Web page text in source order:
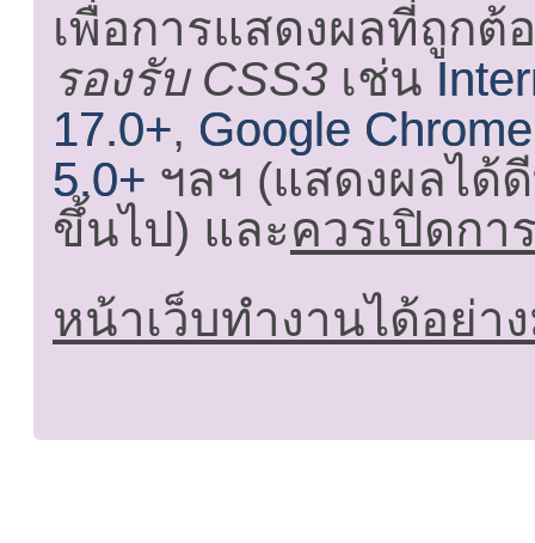
เพื่อการแสดงผลที่ถูกต้
รองรับ CSS3 เช่น
17.0+, Google
5.0+ ฯลฯ (แสดงผลได้
ขึ้นไป) และควรเปิดกา
หน้าเว็บทำงานได้อย่า